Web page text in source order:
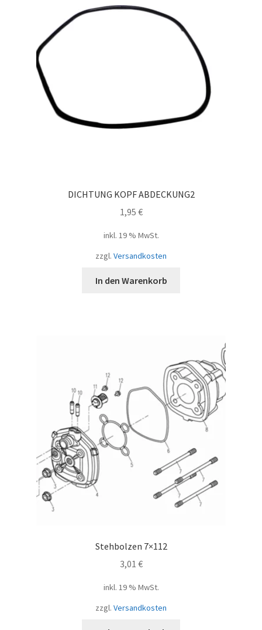
DICHTUNG KOPF ABDECKUNG2
1,95 €
inkl. 19 % MwSt.
zzgl. Versandkosten
In den Warenkorb
Stehbolzen 7×112
3,01 €
inkl. 19 % MwSt.
zzgl. Versandkosten